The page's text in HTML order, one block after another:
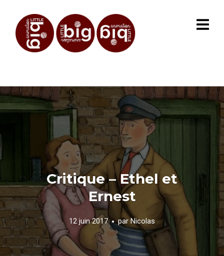
Critique – Ethel et
Ernest
12 juin 2017 parNicolas